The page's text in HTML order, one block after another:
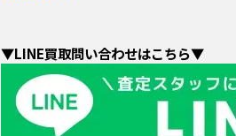
▼LINE買取問い合わせはこちら▼